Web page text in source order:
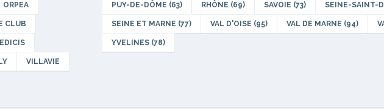
ORPEA
CLUB
VILLAVIE
PUY-DE-DÔME (63) RHÔNE (69) SAVOIE (73) SEINE-SAINT-
SEINE ET MARNE (77) VAL D'OISE (95) VAL DE MARNE (94)
YVELINES (78)